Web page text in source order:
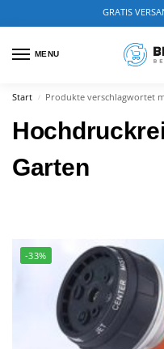
GRATIS
MENU
Start / Produkte verschlagwortet
Garten
-33%